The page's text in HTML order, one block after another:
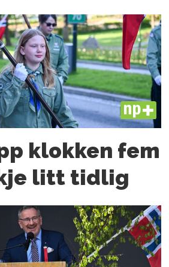
PLUS
klokken fem
litt tidlig